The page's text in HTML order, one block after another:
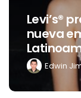
Levi’s®
nueva
Edwin